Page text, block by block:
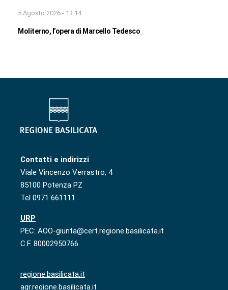
5 Agosto 2026 - 13:14
Moliterno, l’opera di Marcello Tedesco
Contatti e indirizzi
Viale Vincenzo Verrastro, 4
85100 Potenza PZ
Tel 0971 661111
URP
PEC: AOO-giunta@cert.regione.basilicata.it
C.F. 80002950766
regione.basilicata.it
agr.regione.basilicata.it